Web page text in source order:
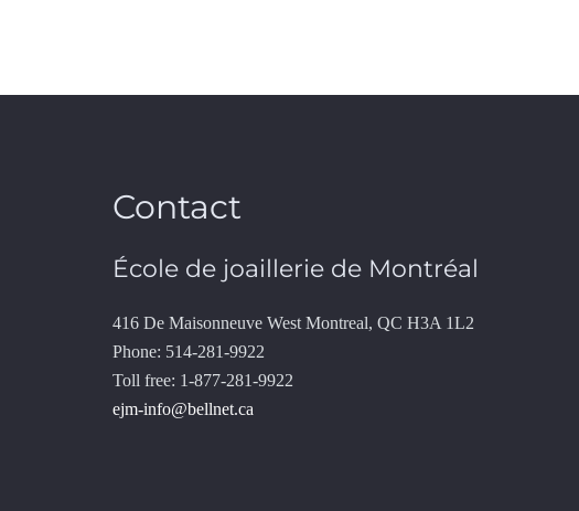
Contact
École de joaillerie de Montréal
416 De Maisonneuve West Montreal, QC H3A 1L2
Phone: 514-281-9922
Toll free: 1-877-281-9922
ejm-info@bellnet.ca